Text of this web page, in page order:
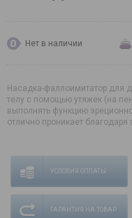
Нет в наличии
Насадка-фаллоимитатор для
телу с помощью утяжек (на
выполнять функцию
отлично проникает
УСЛОВИЯ ОПЛАТЫ
ГАРАНТИЯ НА ТОВАР